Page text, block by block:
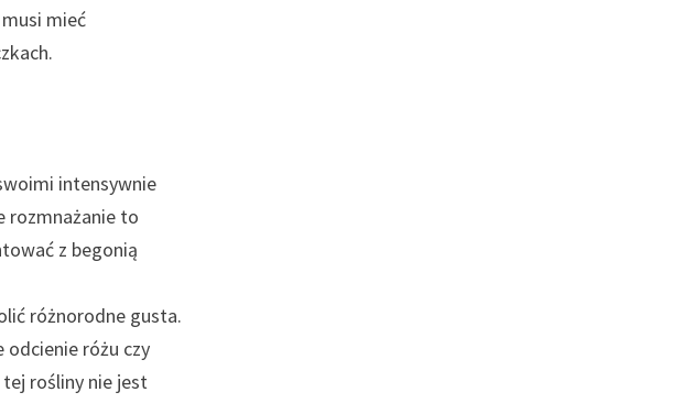
mieć
intensywnie
rozmnażanie to
z begonią
różnorodne gusta.
odcienie różu czy
rośliny nie jest